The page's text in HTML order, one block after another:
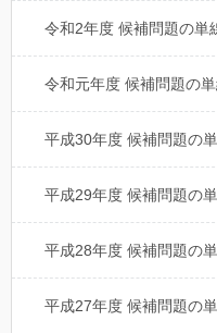
令和2年度 候補問題の単
令和元年度 候補問題の
平成30年度 候補問題の
平成29年度 候補問題の
平成28年度 候補問題の
平成27年度 候補問題の